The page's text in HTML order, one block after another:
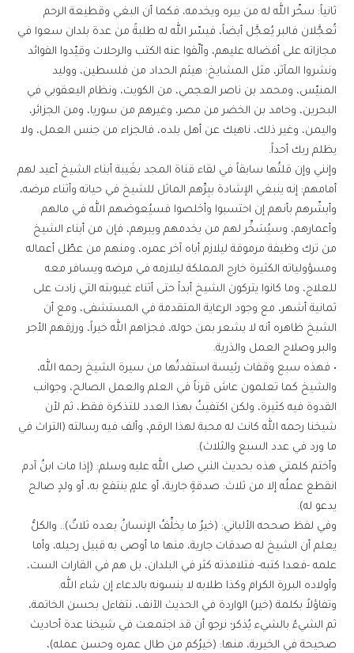
ثانياً: سخّر الله له من يبره ويخدمه، فكما أن البغي وقطيعة الرحم
تُعجَّلان فالبر يُعجَّل أيضاً، فيسّر الله له طلبةً من عدة بلدان سعوا في
مجازاته على أفضاله عليهم، وألّفوا عنه الكتب والرحلات وقيّدوا الفوائد
ونشروا المآثر، مثل المشايخ: هيثم الحداد من فلسطين، ووليد
المنيّس، ومحمد بن ناصر العجمي، من الكويت، ونظام اليعقوبي في
البحرين، وحامد بن الخضر من مصر، وغيرهم من سوريا، ومن الجزائر،
واليمن، وغير ذلك، ناهيك عن أهل بلده، فالجزاء من جنس العمل، ولا
يظلم ربك أحداً.
وإنني وإن قلتُها سابقاً في لقاء قناة المجد بغَيبة أبناء الشيخ أعيد لهم
أمامهم: إنه ينبغي الإشادة ببِرِّهم الماثل للشيخ في حياته وأثناء مرضه،
وأبشّرهم بأنهم إن احتسبوا وأخلصوا فسيُعوضهم الله في مالهم
وأعمارهم، وسيُسَخِّر لهم من يخدمهم ويبرهم، فإن من أبناء الشيخ
من ترك وظيفة مرموقة ليلازم أباه آخر عمره، ومنهم من عطّل أعماله
ومسؤولياته الكثيرة خارج المملكة ليلازمه في مرضه ويسافر معه
للعلاج، وما كانوا يتركون الشيخ أبداً حتى أثناء غيبوبته التي زادت على
ثمانية أشهر، مع وجود الرعاية المتقدمة في المستشفى، ومع أن
الشيخ ظاهره أنه لا يشعر بمن حوله، فجزاهم الله خيراً، ورزقهم الأجر
والبر وصلاح العمل والذرية.
• فهذه سبع وقفات رئيسة استفدتُها من سيرة الشيخ رحمه الله،
والشيخ كما تعلمون عاش قرناً في العلم والعمل الصالح، وجوانب
القدوة فيه كثيرة، ولكن اكتفيتُ بهذا العدد للتذكرة فقط، ثم لأن
شيخنا رحمه الله كانت له محبة لهذا الرقم، وألف فيه رسالته (التراث في
ما ورد في عدد السبع والثلاث).
وأختم كلمتي هذه بحديث النبي صلى الله عليه وسلم: (إذا مات ابنُ آدم
انقطع عملُه إلا من ثلاث: صدقةٍ جارية، أو علمٍ ينتفع به، أو ولدٍ صالح
يدعو له).
وفي لفظ صححه الألباني: (خيرُ ما يخلِّفُ الإنسانُ بعده ثلاثٌ).. والكلُّ
يعلم أن الشيخ له صدقات جارية، منها ما أوصى به قبيل رحيله، وأما
علمه -فعدا كتبه- فتلامذته كثر في البلدان، بل هم في القارات الست،
وأولاده البررة الكرام وكذا طلابه لا ينسونه بالدعاء إن شاء الله.
وتفاؤلاً بكلمة (خير) الواردة في الحديث الآنف، نتفاءل بحسن الخاتمة،
ثم الشيءُ بالشيء يُذكر؛ نرجو أن قد اجتمعت في شيخنا عدة أحاديث
صحيحة في الخيرية، منها: (خيرُكم من طال عمره وحسن عمله)،